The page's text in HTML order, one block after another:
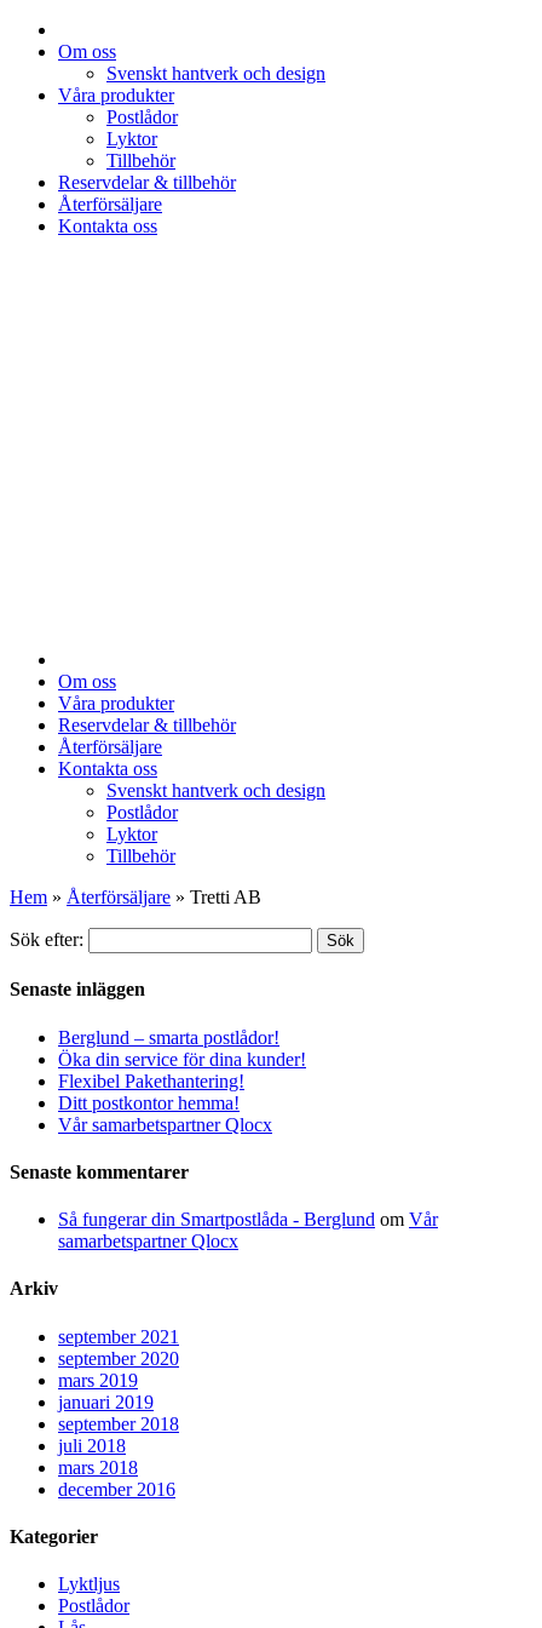
Om oss
Svenskt hantverk och design
Våra produkter
Postlådor
Lyktor
Tillbehör
Reservdelar & tillbehör
Återförsäljare
Kontakta oss
Om oss
Våra produkter
Reservdelar & tillbehör
Återförsäljare
Kontakta oss
Svenskt hantverk och design
Postlådor
Lyktor
Tillbehör
Hem » Återförsäljare » Tretti AB
Sök efter: Sök
Senaste inläggen
Berglund – smarta postlådor!
Öka din service för dina kunder!
Flexibel Pakethantering!
Ditt postkontor hemma!
Vår samarbetspartner Qlocx
Senaste kommentarer
Så fungerar din Smartpostlåda - Berglund om Vår
samarbetspartner Qlocx
Arkiv
september 2021
september 2020
mars 2019
januari 2019
september 2018
juli 2018
mars 2018
december 2016
Kategorier
Lyktljus
Postlådor